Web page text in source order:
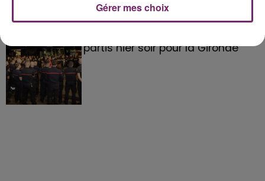
partis hier soir pour la Gironde
Gérer mes choix